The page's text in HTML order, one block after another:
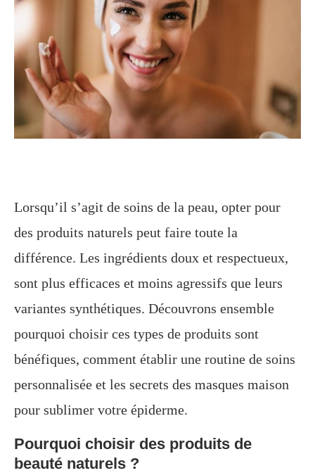
Lorsqu’il s’agit de soins de la peau, opter pour
des produits naturels peut faire toute la
différence. Les ingrédients doux et respectueux,
sont plus efficaces et moins agressifs que leurs
variantes synthétiques. Découvrons ensemble
pourquoi choisir ces types de produits sont
bénéfiques, comment établir une routine de soins
personnalisée et les secrets des masques maison
pour sublimer votre épiderme.
Pourquoi choisir des produits de
beauté naturels ?